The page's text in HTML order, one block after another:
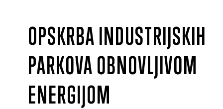
OPSKRBA INDUSTRIJSKIH
PARKOVA OBNOVLJIVOM
ENERGIJOM